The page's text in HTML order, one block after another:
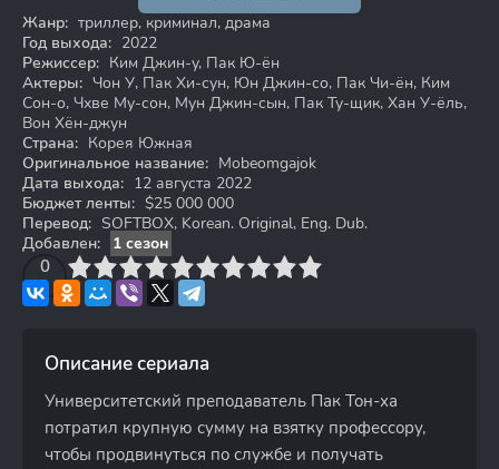
Жанр: триллер, криминал, драма
Год выхода: 2022
Режиссер: Ким Джин-у, Пак Ю-ён
Актеры: Чон У, Пак Хи-сун, Юн Джин-со, Пак Чи-ён, Ким
Сон-о, Чхве Му-сон, Мун Джин-сын, Пак Ту-щик, Хан У-ёль,
Вон Хён-джун
Страна: Корея Южная
Оригинальное название: Mobeomgajok
Дата выхода: 12 августа 2022
Бюджет ленты: $25 000 000
Перевод: SOFTBOX, Korean. Original, Eng. Dub.
Добавлен:
1 сезон
0
4 6 7 8 9 10
Описание сериала
Университетский преподаватель Пак Тон-ха
потратил крупную сумму на взятку профессору,
чтобы продвинуться по службе и получать